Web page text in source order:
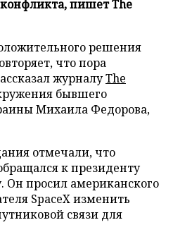
пишет The
решения
что пора
журналуThe
бывшего
Михаила Федорова,
отмечали, что
к президенту
просил американского
SpaceX изменить
связи для